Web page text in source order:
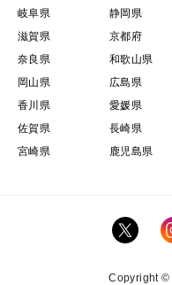
岐阜県
静岡県
滋賀県
京都府
奈良県
和歌山県
岡山県
広島県
香川県
愛媛県
佐賀県
長崎県
宮崎県
鹿児島県
Copyright ©